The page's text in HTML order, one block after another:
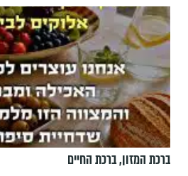
ברכת המזון, ברכת החיים